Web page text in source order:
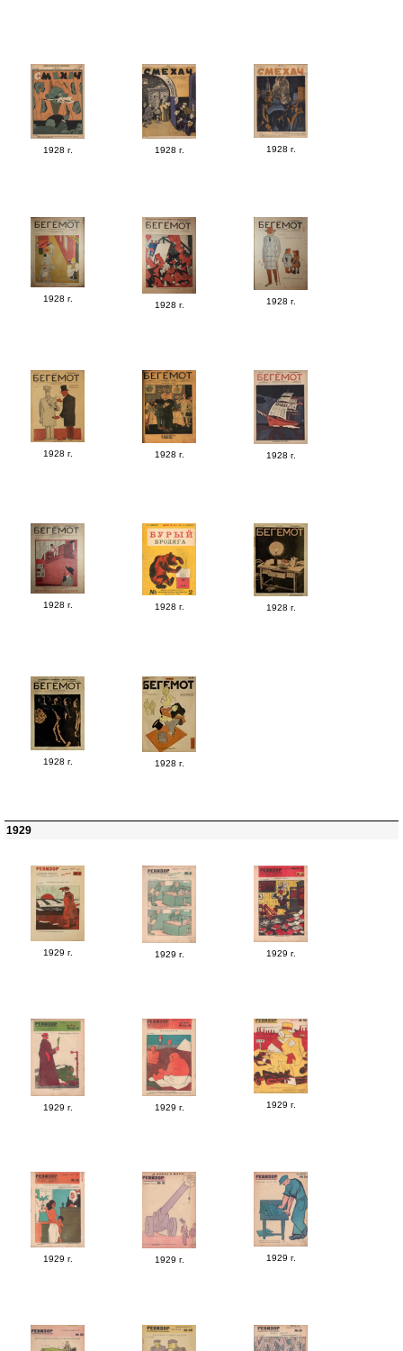
1928 г. 1928 г. 1928 г.
1928 г.
1928 г. 1928 г.
1928 г. 1928 г. 1928 г.
1928 г. 1928 г. 1928 г.
1928 г. 1928 г.
1929
1929 г. 1929 г. 1929 г.
1929 г. 1929 г. 1929 г.
1929 г. 1929 г. 1929 г.